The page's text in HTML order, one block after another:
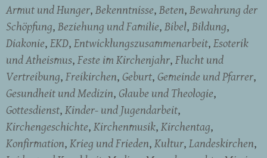
Armut und Hunger Bekenntnisse Beten Bewahrung der
Schöpfung Beziehung und Familie Bibel Bildung
Diakonie EKD Entwicklungszusammenarbeit Esoterik
und Atheismus Feste im Kirchenjahr Flucht und
Vertreibung Freikirchen Geburt Gemeinde und Pfarrer
Gesundheit und Medizin Glaube und Theologie
Gottesdienst Kinder- und Jugendarbeit
Kirchengeschichte Kirchenmusik Kirchentag
Konfirmation Krieg und Frieden Kultur Landeskirchen